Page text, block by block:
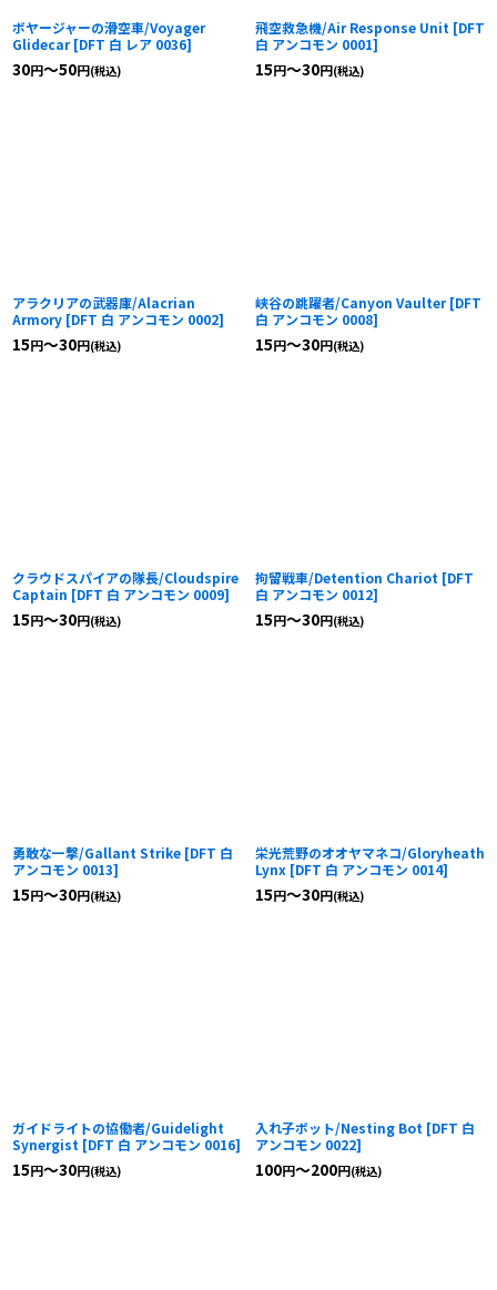
ボヤージャーの滑空車/Voyager
Glidecar [DFT 白 レア 0036]
30円～50円(税込)
飛空救急機/Air Response Unit [DFT
白 アンコモン 0001]
15円～30円(税込)
アラクリアの武器庫/Alacrian
Armory [DFT 白 アンコモン 0002]
15円～30円(税込)
峡谷の跳躍者/Canyon Vaulter [DFT
白 アンコモン 0008]
15円～30円(税込)
クラウドスパイアの隊長/Cloudspire
Captain [DFT 白 アンコモン 0009]
15円～30円(税込)
拘留戦車/Detention Chariot [DFT
白 アンコモン 0012]
15円～30円(税込)
勇敢な一撃/Gallant Strike [DFT 白
アンコモン 0013]
15円～30円(税込)
栄光荒野のオオヤマネコ/Gloryheath
Lynx [DFT 白 アンコモン 0014]
15円～30円(税込)
ガイドライトの協働者/Guidelight
Synergist [DFT 白 アンコモン 0016]
15円～30円(税込)
入れ子ボット/Nesting Bot [DFT 白
アンコモン 0022]
100円～200円(税込)